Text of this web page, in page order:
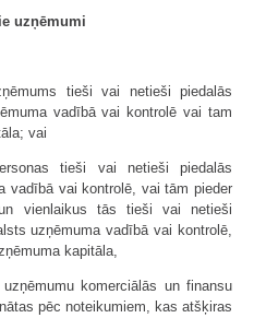
uzņēmumi
tieši vai netieši piedalās
vadībā vai kontrolē vai tam
vai
tieši vai netieši piedalās
vadībā vai kontrolē, vai tām pieder
vienlaikus tās tieši vai netieši
uzņēmuma vadībā vai kontrolē,
kapitāla,
komerciālās un finansu
pēc noteikumiem, kas atšķiras